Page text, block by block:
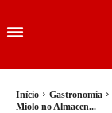
Início Gastronomia
Miolo no Almacen...